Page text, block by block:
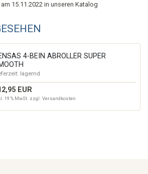
15.11.2022 in unseren Katalog
4-BEIN ABROLLER SUPER
lagernd
EUR
19 % MwSt. zzgl. Versandkosten